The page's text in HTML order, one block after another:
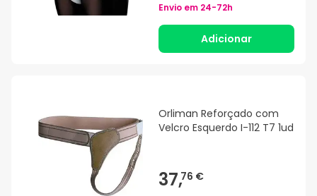
Envio em 24-72h
Adicionar
Orliman Reforçado com
Velcro Esquerdo I-112 T7 1ud
37,76 €